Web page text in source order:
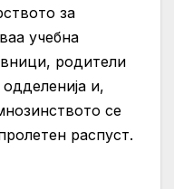
за
учебна
родители
и,
се
распуст.